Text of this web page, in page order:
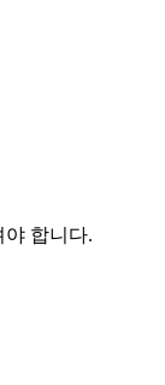
야 합니다.